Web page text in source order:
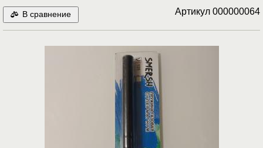
В сравнение Артикул 000000064